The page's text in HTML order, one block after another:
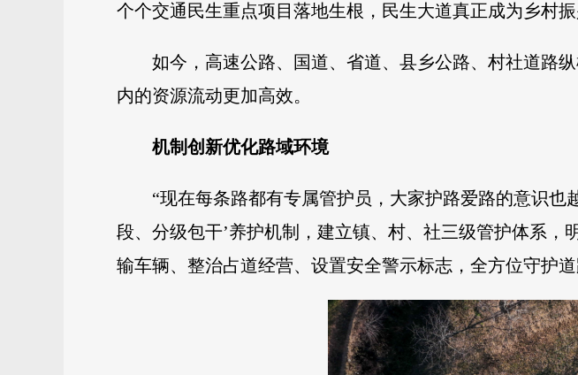
个个交通民生重点项目落地生根，民生大道真正成为乡村振
如今，高速公路、国道、省道、县乡公路、村社道路
内的资源流动更加高效。
机制创新优化路域环境
“现在每条路都有专属管护员，大家护路爱路的意识也
段、分级包干’养护机制，建立镇、村、社三级管护体系
输车辆、整治占道经营、设置安全警示标志，全方位守护